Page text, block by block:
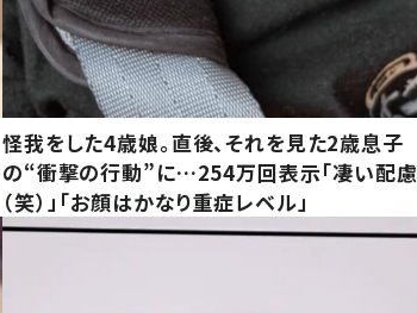
怪我をした4歳娘。直後、それを見た2歳息子
の“衝撃の行動”に…254万回表示「凄い配慮
（笑）」「お顔はかなり重症レベル」